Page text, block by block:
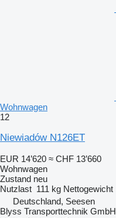
Wohnwagen
12
Niewiadów N126ET
EUR 14’620 ≈ CHF 13’660
Wohnwagen
Zustand neu
Nutzlast 111 kg Nettogewicht
Deutschland, Seesen
Blyss Transporttechnik GmbH